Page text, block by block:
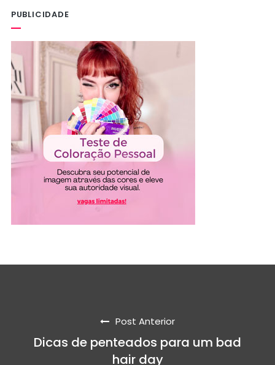
PUBLICIDADE
Post Anterior
Dicas de penteados para um bad
hair day